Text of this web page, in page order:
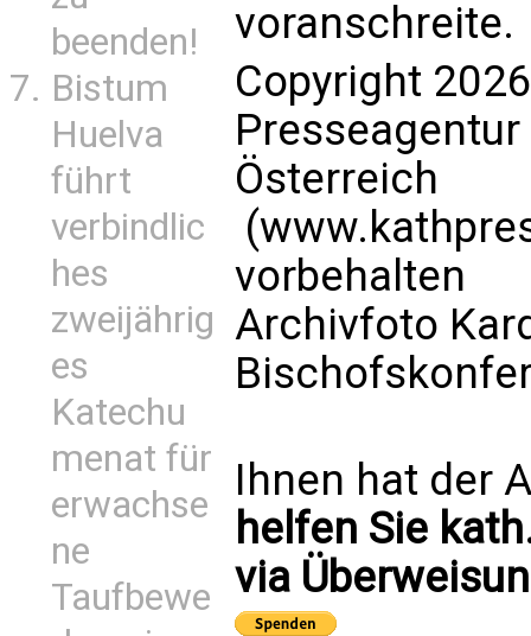
beenden!
Bistum
Huelva
führt
verbindlic
hes
zweijährig
es
Katechu
menat für
erwachse
ne
Taufbewe
voranschreite.
Copyright
Presseagentur
Österreich
vorbehalten
Archivfoto
Ihnen hat der
helfen Sie
via